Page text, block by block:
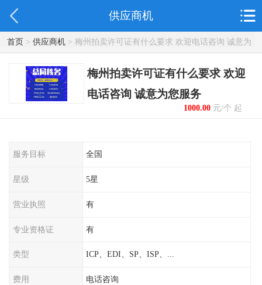
供应商机
首页> 供应商机> 梅州拍卖许可证有什么要求 欢迎电话咨询 诚意为
您服务
梅州拍卖许可证有什么要求 欢迎
电话咨询 诚意为您服务
1000.00元/个 起
服务目标 全国
星级 5星
营业执照 有
专业资格证 有
类型 ICP、EDI、SP、ISP、...
费用 电话咨询